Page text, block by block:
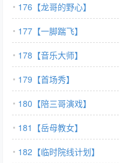
176【龙哥的野心】
177【一脚踹飞】
178【音乐大师】
179【首场秀】
180【陪三哥演戏】
181【岳母教女】
182【临时院线计划】